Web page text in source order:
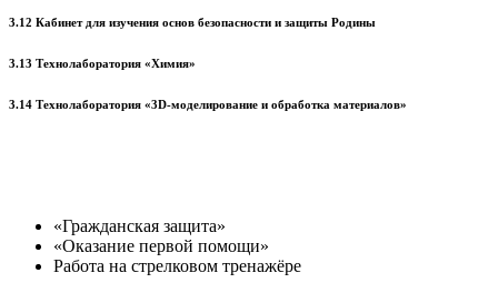
3.12 Кабинет для изучения основ безопасности и защиты Родины
3.13 Технолаборатория «Химия»
3.14 Технолаборатория «3D-моделирование и обработка материалов»
«Гражданская защита»
«Оказание первой помощи»
Работа на стрелковом тренажёре